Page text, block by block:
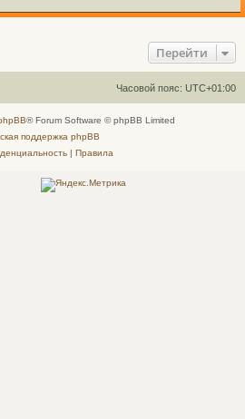
Перейти
Часовой пояс: UTC+01:00
® Forum Software © phpBB Limited
поддержка phpBB
| Правила